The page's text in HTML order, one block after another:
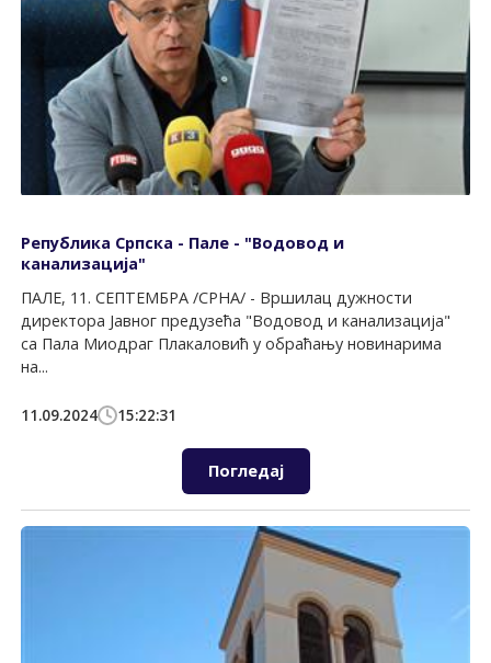
Република Српска - Пале - "Водовод и
канализација"
ПАЛЕ, 11. СЕПТЕМБРА /СРНА/ - Вршилац дужности
директора Јавног предузећа "Водовод и канализација"
са Пала Миодраг Плакаловић у обраћању новинарима
на...
11.09.2024 15:22:31
Погледај